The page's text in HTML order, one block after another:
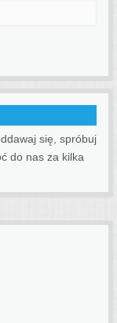
się, spróbuj
do nas za kilka